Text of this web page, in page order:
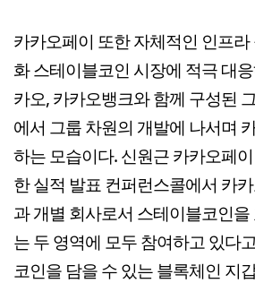
카카오페이 또한 자체적인 인프라
화 스테이블코인 시장에 적극 대
카오, 카카오뱅크와 함께 구성된
에서 그룹 차원의 개발에 나서며
하는 모습이다. 신원근 카카오페
한 실적 발표 컨퍼런스콜에서 카
과 개별 회사로서 스테이블코인
는 두 영역에 모두 참여하고 있다
코인을 담을 수 있는 블록체인 지